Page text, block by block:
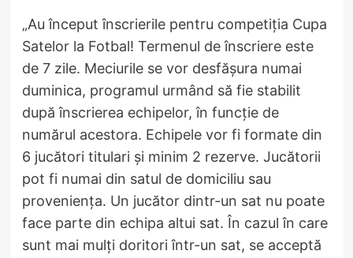
„Au început înscrierile pentru competiția Cupa
Satelor la Fotbal! Termenul de înscriere este
de 7 zile. Meciurile se vor desfășura numai
duminica, programul urmând să fie stabilit
după înscrierea echipelor, în funcție de
numărul acestora. Echipele vor fi formate din
6 jucători titulari și minim 2 rezerve. Jucătorii
pot fi numai din satul de domiciliu sau
proveniența. Un jucător dintr-un sat nu poate
face parte din echipa altui sat. În cazul în care
sunt mai mulți doritori într-un sat, se acceptă